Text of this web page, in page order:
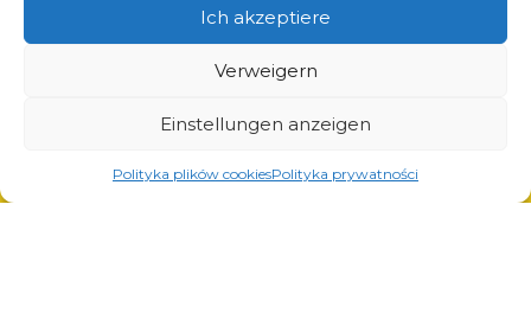
Ich akzeptiere
Verweigern
Einstellungen anzeigen
Polityka plików cookiesPolityka prywatności
Lösungen für die Automobilindustrie
Dienstleistungen